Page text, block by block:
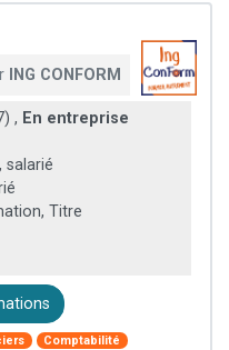
ING CONFORM
, En entreprise
salarié
Titre
Comptabilité